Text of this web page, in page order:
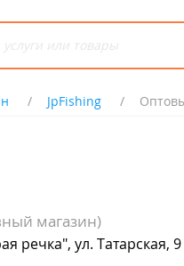
JpFishing
магазин)
речка", ул. Татарская, 9